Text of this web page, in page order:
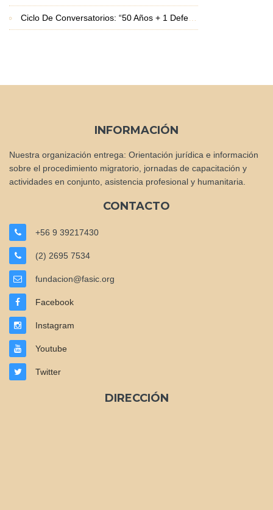
Ciclo De Conversatorios: “50 Años + 1 Defendiendo La Vida Y Los Derechos Humanos”
INFORMACIÓN
Nuestra organización entrega: Orientación jurídica e información
sobre el procedimiento migratorio, jornadas de capacitación y
actividades en conjunto, asistencia profesional y humanitaria.
CONTACTO
+56 9 39217430
(2) 2695 7534
fundacion@fasic.org
Facebook
Instagram
Youtube
Twitter
DIRECCIÓN